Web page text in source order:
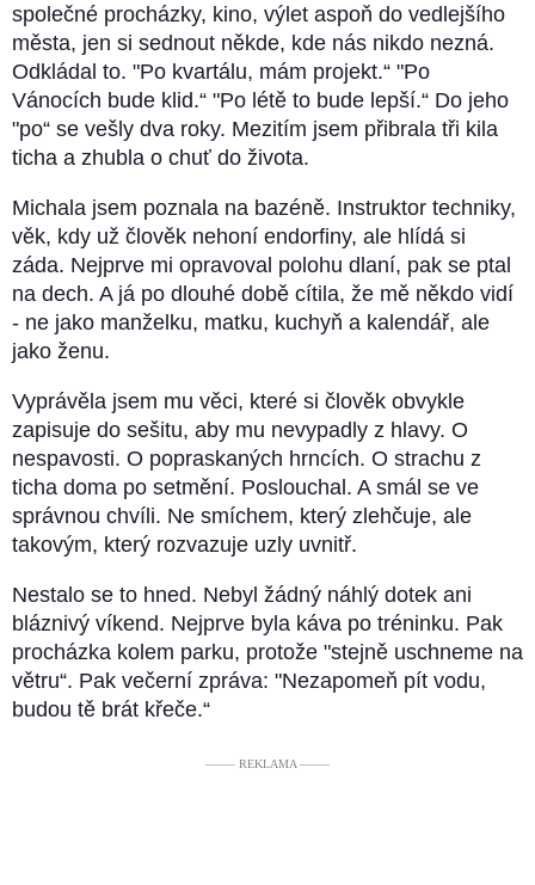
společné procházky, kino, výlet aspoň do vedlejšího
města, jen si sednout někde, kde nás nikdo nezná.
Odkládal to. "Po kvartálu, mám projekt.“ "Po
Vánocích bude klid.“ "Po létě to bude lepší.“ Do jeho
"po“ se vešly dva roky. Mezitím jsem přibrala tři kila
ticha a zhubla o chuť do života.
Michala jsem poznala na bazéně. Instruktor techniky,
věk, kdy už člověk nehoní endorfiny, ale hlídá si
záda. Nejprve mi opravoval polohu dlaní, pak se ptal
na dech. A já po dlouhé době cítila, že mě někdo vidí
- ne jako manželku, matku, kuchyň a kalendář, ale
jako ženu.
Vyprávěla jsem mu věci, které si člověk obvykle
zapisuje do sešitu, aby mu nevypadly z hlavy. O
nespavosti. O popraskaných hrncích. O strachu z
ticha doma po setmění. Poslouchal. A smál se ve
správnou chvíli. Ne smíchem, který zlehčuje, ale
takovým, který rozvazuje uzly uvnitř.
Nestalo se to hned. Nebyl žádný náhlý dotek ani
bláznivý víkend. Nejprve byla káva po tréninku. Pak
procházka kolem parku, protože "stejně uschneme na
větru“. Pak večerní zpráva: "Nezapomeň pít vodu,
budou tě brát křeče.“
––––– REKLAMA –––––